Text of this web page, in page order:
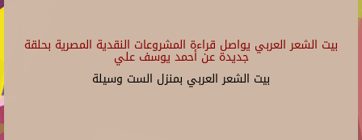
بيت الشعر العربي يواصل قراءة المشروعات النقدية المصرية بحلقة
جديدة عن أحمد يوسف علي
بيت الشعر العربي بمنزل الست وسيلة